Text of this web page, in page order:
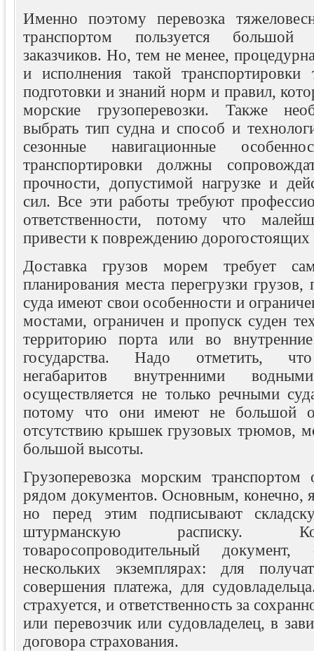
Именно поэтому перевозка
транспортом пользуется
заказчиков. Но, тем не менее,
и исполнения такой транспортировки
подготовки и знаний норм и правил,
морские грузоперевозки. Также
выбрать тип судна и способ и
сезонные навигационные
транспортировки должны
прочности, допустимой нагрузке и
сил. Все эти работы требуют
ответственности, потому что
привести к повреждению дорогостоящих
Доставка грузов морем
требует
планирования места перегрузки
суда имеют свои особенности и
мостами, ограничен и пропуск суден
территорию порта или во
государства. Надо отметить, что
негабаритов внутренними
осуществляется не только речными
потому что они имеют не большой
отсутствию крышек грузовых трюмов,
большой высоты.
Грузоперевозка морским
рядом документов. Основным, конечно,
но перед этим подписывают
штурманскую расписку.
товаросопроводительный
нескольких экземплярах: для
совершения платежа, для
страхуется, и ответственность за
или перевозчик или судовладелец, в
договора страхования.